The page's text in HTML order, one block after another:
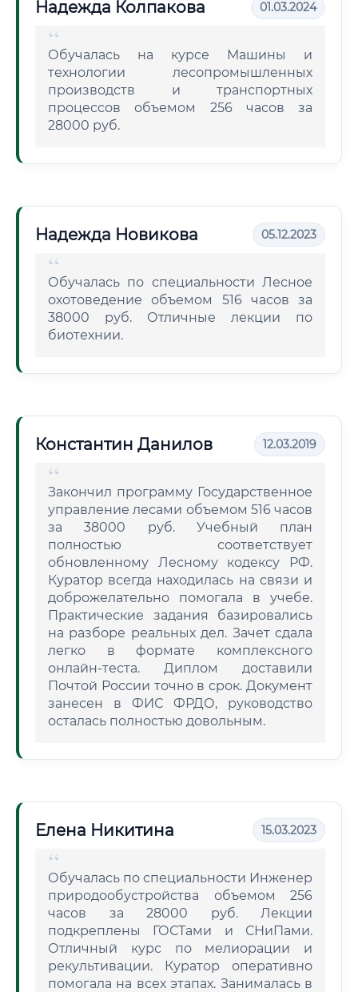
Надежда Колпакова 01.03.2024
Обучалась на курсе Машины и
технологии лесопромышленных
производств и транспортных
процессов объемом 256 часов за
28000 руб.
Надежда Новикова 05.12.2023
Обучалась по специальности Лесное
охотоведение объемом 516 часов за
38000 руб. Отличные лекции по
биотехнии.
Константин Данилов 12.03.2019
Закончил программу Государственное
управление лесами объемом 516 часов
за 38000 руб. Учебный план
полностью соответствует
обновленному Лесному кодексу РФ.
Куратор всегда находилась на связи и
доброжелательно помогала в учебе.
Практические задания базировались
на разборе реальных дел. Зачет сдала
легко в формате комплексного
онлайн-теста. Диплом доставили
Почтой России точно в срок. Документ
занесен в ФИС ФРДО, руководство
осталась полностью довольным.
Елена Никитина 15.03.2023
Обучалась по специальности Инженер
природообустройства объемом 256
часов за 28000 руб. Лекции
подкреплены ГОСТами и СНиПами.
Отличный курс по мелиорации и
рекультивации. Куратор оперативно
помогала на всех этапах. Занималась в